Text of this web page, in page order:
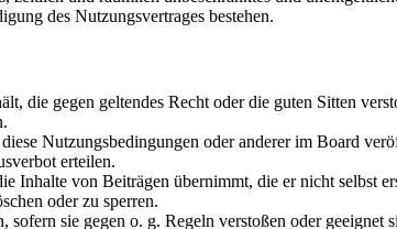
des Nutzungsvertrages bestehen.
die gegen geltendes Recht oder die guten Sitten
Nutzungsbedingungen oder anderer im Board
erteilen.
Inhalte von Beiträgen übernimmt, die er nicht selbst
oder zu sperren.
sie gegen o. g. Regeln verstoßen oder